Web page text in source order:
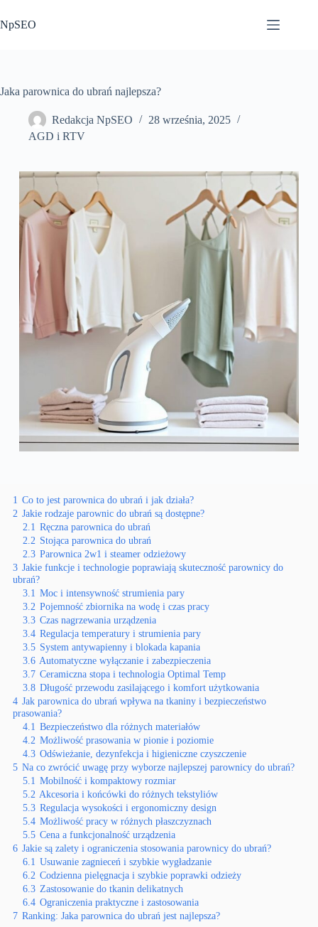
do
treści
NpSEO
Jaka parownica do ubrań najlepsza?
Redakcja NpSEO
28 września, 2025
AGD i RTV
1 Co to jest parownica do ubrań i jak działa?
2 Jakie rodzaje parownic do ubrań są dostępne?
2.1 Ręczna parownica do ubrań
2.2 Stojąca parownica do ubrań
2.3 Parownica 2w1 i steamer odzieżowy
3 Jakie funkcje i technologie poprawiają skuteczność parownicy do
ubrań?
3.1 Moc i intensywność strumienia pary
3.2 Pojemność zbiornika na wodę i czas pracy
3.3 Czas nagrzewania urządzenia
3.4 Regulacja temperatury i strumienia pary
3.5 System antywapienny i blokada kapania
3.6 Automatyczne wyłączanie i zabezpieczenia
3.7 Ceramiczna stopa i technologia Optimal Temp
3.8 Długość przewodu zasilającego i komfort użytkowania
4 Jak parownica do ubrań wpływa na tkaniny i bezpieczeństwo
prasowania?
4.1 Bezpieczeństwo dla różnych materiałów
4.2 Możliwość prasowania w pionie i poziomie
4.3 Odświeżanie, dezynfekcja i higieniczne czyszczenie
5 Na co zwrócić uwagę przy wyborze najlepszej parownicy do ubrań?
5.1 Mobilność i kompaktowy rozmiar
5.2 Akcesoria i końcówki do różnych tekstyliów
5.3 Regulacja wysokości i ergonomiczny design
5.4 Możliwość pracy w różnych płaszczyznach
5.5 Cena a funkcjonalność urządzenia
6 Jakie są zalety i ograniczenia stosowania parownicy do ubrań?
6.1 Usuwanie zagnieceń i szybkie wygładzanie
6.2 Codzienna pielęgnacja i szybkie poprawki odzieży
6.3 Zastosowanie do tkanin delikatnych
6.4 Ograniczenia praktyczne i zastosowania
7 Ranking: Jaka parownica do ubrań jest najlepsza?